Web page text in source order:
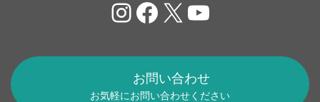
Instagram
Facebook
X YouTube
お問い合わせ
お気軽にお問い合わせください